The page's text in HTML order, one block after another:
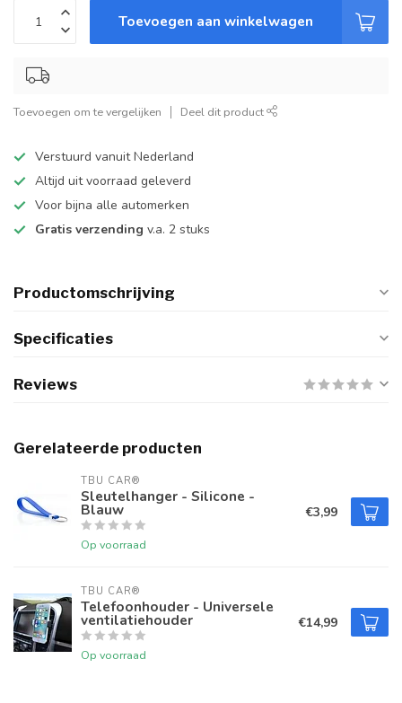
Toevoegen aan winkelwagen
Toevoegen om te vergelijken Deel dit product
Verstuurd vanuit Nederland
Altijd uit voorraad geleverd
Voor bijna alle automerken
Gratis verzending v.a. 2 stuks
Productomschrijving
Specificaties
Reviews
Gerelateerde producten
TBU CAR®
Sleutelhanger - Silicone -
Blauw
Op voorraad
€3,99
TBU CAR®
Telefoonhouder - Universele
ventilatiehouder
Op voorraad
€14,99